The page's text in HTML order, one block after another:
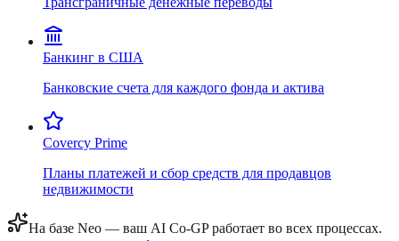
Банкинг в США
Банковские счета для каждого фонда и актива
Covercy Prime
Планы платежей и сбор средств для продавцов
недвижимости
На базе Neo — ваш AI Co-GP работает во всех процессах.